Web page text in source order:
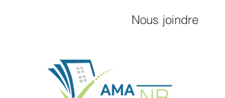
Nous joindre